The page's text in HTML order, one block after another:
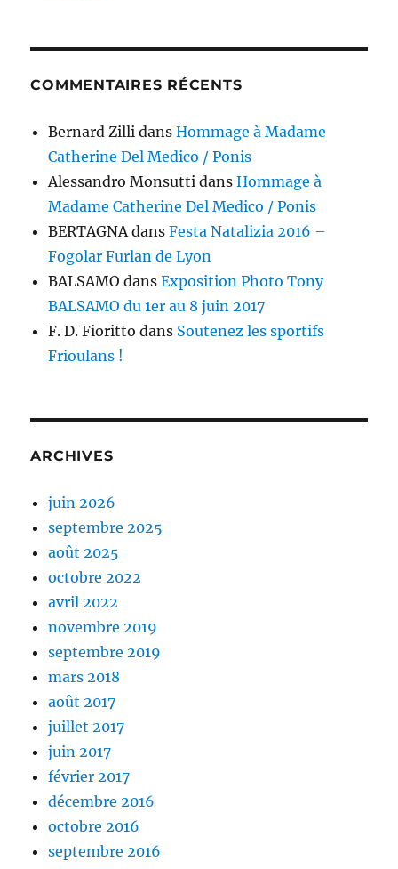
COMMENTAIRES RÉCENTS
Bernard Zilli dansHommage à Madame
Catherine Del Medico / Ponis
Alessandro Monsutti dansHommage à
Madame Catherine Del Medico / Ponis
BERTAGNA dansFesta Natalizia 2016 –
Fogolar Furlan de Lyon
BALSAMO dansExposition Photo Tony
BALSAMO du 1er au 8 juin 2017
F. D. Fioritto dans Soutenez les sportifs
Frioulans !
ARCHIVES
juin 2026
septembre 2025
août 2025
octobre 2022
avril 2022
novembre 2019
septembre 2019
mars 2018
août 2017
juillet 2017
juin 2017
février 2017
décembre 2016
octobre 2016
septembre 2016